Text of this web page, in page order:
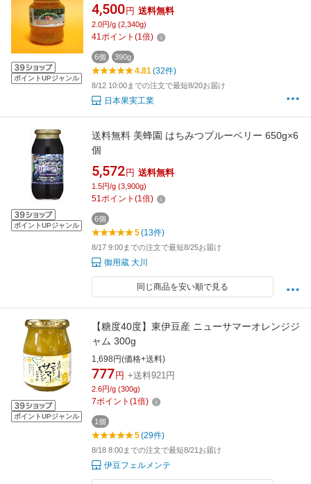
ポイントUPジャンル
4,500 円 送料無料
2.0円/g (2,340g)
41ポイント (1倍)
6個 390g
4.81(32件)
8/12 10:00までの注文で最短8/20お届け
日本果実工業
ポイントUPジャンル
送料無料 美蜂園 はちみつブルーベリー 650g×6
個
5,572 円 送料無料
1.5円/g (3,900g)
51ポイント (1倍)
6個
5(13件)
8/17 9:00までの注文で最短8/25お届け
御用蔵 大川
同じ商品を安い順で見る
ポイントUPジャンル
【糖度40度】東伊豆産 ニューサマーオレンジジ
ャム 300g
1,698円(価格+送料)
777 円 +送料921円
2.6円/g (300g)
7ポイント (1倍)
1個
5(29件)
8/18 8:00までの注文で最短8/21お届け
伊豆フェルメンテ